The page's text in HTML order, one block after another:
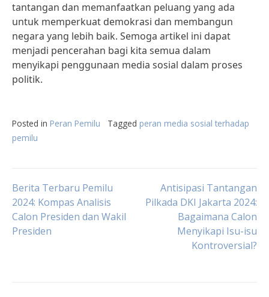
tantangan dan memanfaatkan peluang yang ada
untuk memperkuat demokrasi dan membangun
negara yang lebih baik. Semoga artikel ini dapat
menjadi pencerahan bagi kita semua dalam
menyikapi penggunaan media sosial dalam proses
politik.
Posted in Peran Pemilu Tagged peran media sosial terhadap
pemilu
Post
navigation
Berita Terbaru Pemilu
2024: Kompas Analisis
Calon Presiden dan Wakil
Presiden
Antisipasi Tantangan
Pilkada DKI Jakarta 2024:
Bagaimana Calon
Menyikapi Isu-isu
Kontroversial?